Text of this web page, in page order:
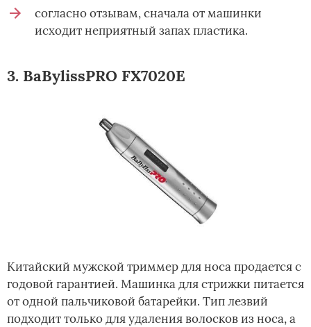
согласно отзывам, сначала от машинки
исходит неприятный запах пластика.
3. BaBylissPRO FX7020E
Китайский мужской триммер для носа продается с
годовой гарантией. Машинка для стрижки питается
от одной пальчиковой батарейки. Тип лезвий
подходит только для удаления волосков из носа, а